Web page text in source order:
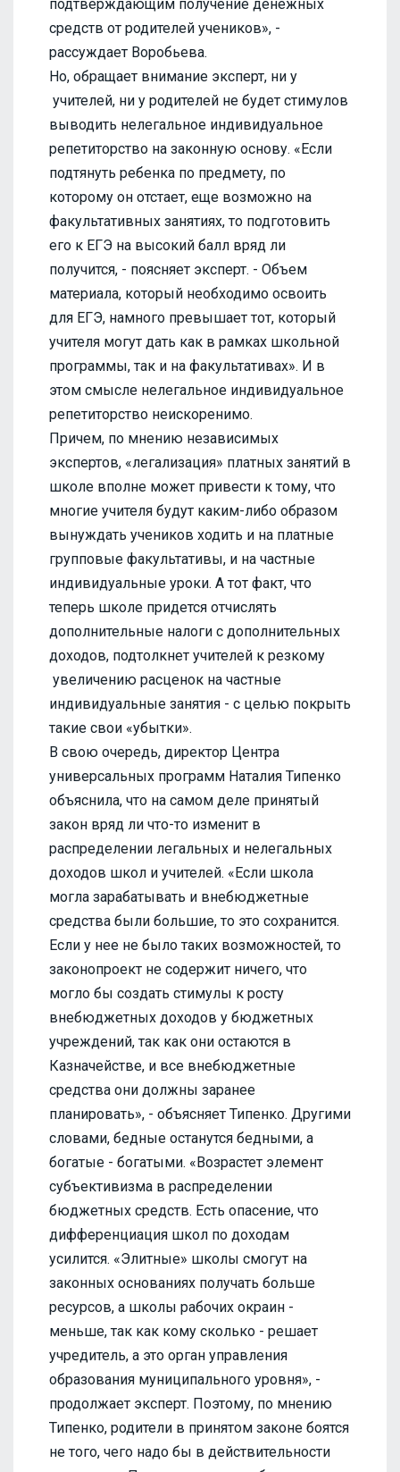
подтверждающим получение денежных
средств от родителей учеников», -
рассуждает Воробьева.
Но, обращает внимание эксперт, ни у
учителей, ни у родителей не будет стимулов
выводить нелегальное индивидуальное
репетиторство на законную основу. «Если
подтянуть ребенка по предмету, по
которому он отстает, еще возможно на
факультативных занятиях, то подготовить
его к ЕГЭ на высокий балл вряд ли
получится, - поясняет эксперт. - Объем
материала, который необходимо освоить
для ЕГЭ, намного превышает тот, который
учителя могут дать как в рамках школьной
программы, так и на факультативах». И в
этом смысле нелегальное индивидуальное
репетиторство неискоренимо.
Причем, по мнению независимых
экспертов, «легализация» платных занятий в
школе вполне может привести к тому, что
многие учителя будут каким-либо образом
вынуждать учеников ходить и на платные
групповые факультативы, и на частные
индивидуальные уроки. А тот факт, что
теперь школе придется отчислять
дополнительные налоги с дополнительных
доходов, подтолкнет учителей к резкому
увеличению расценок на частные
индивидуальные занятия - с целью покрыть
такие свои «убытки».
В свою очередь, директор Центра
универсальных программ Наталия Типенко
объяснила, что на самом деле принятый
закон вряд ли что-то изменит в
распределении легальных и нелегальных
доходов школ и учителей. «Если школа
могла зарабатывать и внебюджетные
средства были большие, то это сохранится.
Если у нее не было таких возможностей, то
законопроект не содержит ничего, что
могло бы создать стимулы к росту
внебюджетных доходов у бюджетных
учреждений, так как они остаются в
Казначействе, и все внебюджетные
средства они должны заранее
планировать», - объясняет Типенко. Другими
словами, бедные останутся бедными, а
богатые - богатыми. «Возрастет элемент
субъективизма в распределении
бюджетных средств. Есть опасение, что
дифференциация школ по доходам
усилится. «Элитные» школы смогут на
законных основаниях получать больше
ресурсов, а школы рабочих окраин -
меньше, так как кому сколько - решает
учредитель, а это орган управления
образования муниципального уровня», -
продолжает эксперт. Поэтому, по мнению
Типенко, родители в принятом законе боятся
не того, чего надо бы в действительности